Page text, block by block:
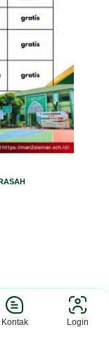
Kontak Login